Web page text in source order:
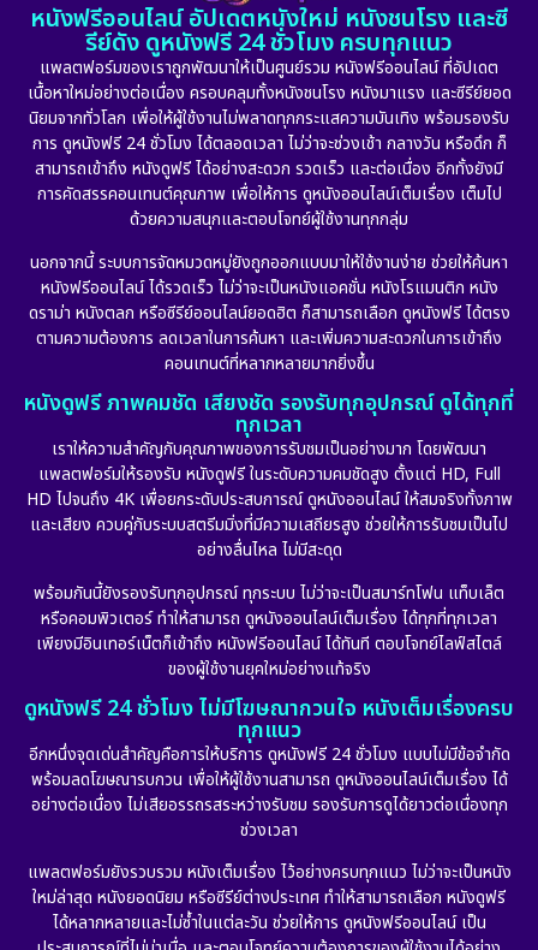
หนังฟรีออนไลน์ อัปเดตหนังใหม่ หนังชนโรง และซี
รีย์ดัง ดูหนังฟรี 24 ชั่วโมง ครบทุกแนว
แพลตฟอร์มของเราถูกพัฒนาให้เป็นศูนย์รวม หนังฟรีออนไลน์ ที่อัปเดต
เนื้อหาใหม่อย่างต่อเนื่อง ครอบคลุมทั้งหนังชนโรง หนังมาแรง และซีรีย์ยอด
นิยมจากทั่วโลก เพื่อให้ผู้ใช้งานไม่พลาดทุกกระแสความบันเทิง พร้อมรองรับ
การ ดูหนังฟรี 24 ชั่วโมง ได้ตลอดเวลา ไม่ว่าจะช่วงเช้า กลางวัน หรือดึก ก็
สามารถเข้าถึง หนังดูฟรี ได้อย่างสะดวก รวดเร็ว และต่อเนื่อง อีกทั้งยังมี
การคัดสรรคอนเทนต์คุณภาพ เพื่อให้การ ดูหนังออนไลน์เต็มเรื่อง เต็มไป
ด้วยความสนุกและตอบโจทย์ผู้ใช้งานทุกกลุ่ม
นอกจากนี้ ระบบการจัดหมวดหมู่ยังถูกออกแบบมาให้ใช้งานง่าย ช่วยให้ค้นหา
หนังฟรีออนไลน์ ได้รวดเร็ว ไม่ว่าจะเป็นหนังแอคชั่น หนังโรแมนติก หนัง
ดราม่า หนังตลก หรือซีรีย์ออนไลน์ยอดฮิต ก็สามารถเลือก ดูหนังฟรี ได้ตรง
ตามความต้องการ ลดเวลาในการค้นหา และเพิ่มความสะดวกในการเข้าถึง
คอนเทนต์ที่หลากหลายมากยิ่งขึ้น
หนังดูฟรี ภาพคมชัด เสียงชัด รองรับทุกอุปกรณ์ ดูได้ทุกที่
ทุกเวลา
เราให้ความสำคัญกับคุณภาพของการรับชมเป็นอย่างมาก โดยพัฒนา
แพลตฟอร์มให้รองรับ หนังดูฟรี ในระดับความคมชัดสูง ตั้งแต่ HD, Full
HD ไปจนถึง 4K เพื่อยกระดับประสบการณ์ ดูหนังออนไลน์ ให้สมจริงทั้งภาพ
และเสียง ควบคู่กับระบบสตรีมมิ่งที่มีความเสถียรสูง ช่วยให้การรับชมเป็นไป
อย่างลื่นไหล ไม่มีสะดุด
พร้อมกันนี้ยังรองรับทุกอุปกรณ์ ทุกระบบ ไม่ว่าจะเป็นสมาร์ทโฟน แท็บเล็ต
หรือคอมพิวเตอร์ ทำให้สามารถ ดูหนังออนไลน์เต็มเรื่อง ได้ทุกที่ทุกเวลา
เพียงมีอินเทอร์เน็ตก็เข้าถึง หนังฟรีออนไลน์ ได้ทันที ตอบโจทย์ไลฟ์สไตล์
ของผู้ใช้งานยุคใหม่อย่างแท้จริง
ดูหนังฟรี 24 ชั่วโมง ไม่มีโฆษณากวนใจ หนังเต็มเรื่องครบ
ทุกแนว
อีกหนึ่งจุดเด่นสำคัญคือการให้บริการ ดูหนังฟรี 24 ชั่วโมง แบบไม่มีข้อจำกัด
พร้อมลดโฆษณารบกวน เพื่อให้ผู้ใช้งานสามารถ ดูหนังออนไลน์เต็มเรื่อง ได้
อย่างต่อเนื่อง ไม่เสียอรรถรสระหว่างรับชม รองรับการดูได้ยาวต่อเนื่องทุก
ช่วงเวลา
แพลตฟอร์มยังรวบรวม หนังเต็มเรื่อง ไว้อย่างครบทุกแนว ไม่ว่าจะเป็นหนัง
ใหม่ล่าสุด หนังยอดนิยม หรือซีรีย์ต่างประเทศ ทำให้สามารถเลือก หนังดูฟรี
ได้หลากหลายและไม่ซ้ำในแต่ละวัน ช่วยให้การ ดูหนังฟรีออนไลน์ เป็น